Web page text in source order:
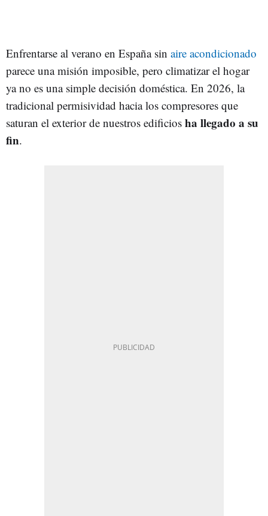
Enfrentarse al verano en España sin aire acondicionado
parece una misión imposible, pero climatizar el hogar
ya no es una simple decisión doméstica. En 2026, la
tradicional permisividad hacia los compresores que
saturan el exterior de nuestros edificios ha llegado a su
fin.